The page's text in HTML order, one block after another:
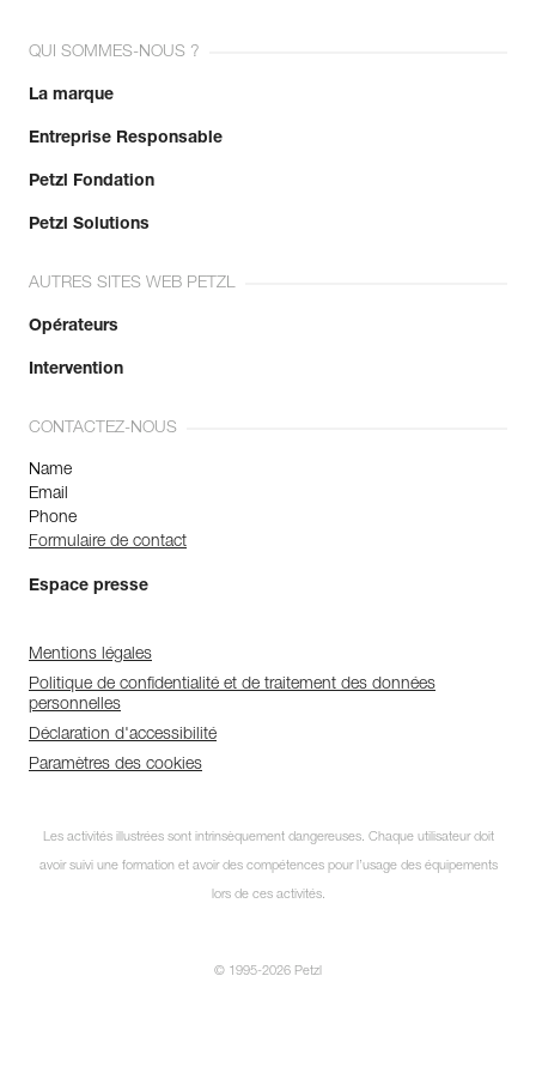
QUI SOMMES-NOUS ?
La marque
Entreprise Responsable
Petzl Fondation
Petzl Solutions
AUTRES SITES WEB PETZL
Opérateurs
Intervention
CONTACTEZ-NOUS
Name
Email
Phone
Formulaire de contact
Espace presse
Mentions légales
Politique de confidentialité et de traitement des données
personnelles
Déclaration d'accessibilité
Paramètres des cookies
Les activités illustrées sont intrinsèquement dangereuses. Chaque utilisateur doit
avoir suivi une formation et avoir des compétences pour l’usage des équipements
lors de ces activités.
© 1995-2026 Petzl